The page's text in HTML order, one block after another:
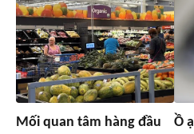
Mối quan tâm hàng đầu
Ồ